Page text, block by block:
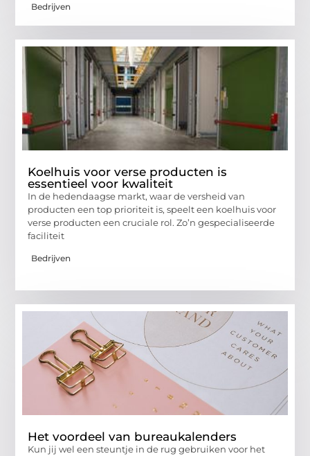
Bedrijven
Koelhuis voor verse producten is
essentieel voor kwaliteit
In de hedendaagse markt, waar de versheid van
producten een top prioriteit is, speelt een koelhuis voor
verse producten een cruciale rol. Zo’n gespecialiseerde
faciliteit
Bedrijven
Het voordeel van bureaukalenders
Kun jij wel een steuntje in de rug gebruiken voor het